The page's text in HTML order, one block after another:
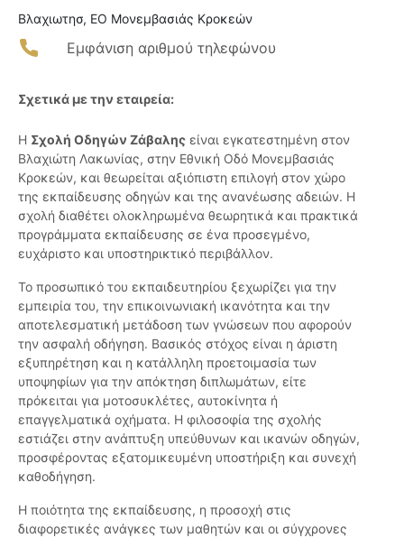
Βλαχιωτησ, ΕΟ Μονεμβασιάς Κροκεών
Εμφάνιση αριθμού τηλεφώνου
Σχετικά με την εταιρεία:
Η Σχολή Οδηγών Ζάβαλης είναι εγκατεστημένη στον
Βλαχιώτη Λακωνίας, στην Εθνική Οδό Μονεμβασιάς
Κροκεών, και θεωρείται αξιόπιστη επιλογή στον χώρο
της εκπαίδευσης οδηγών και της ανανέωσης αδειών. Η
σχολή διαθέτει ολοκληρωμένα θεωρητικά και πρακτικά
προγράμματα εκπαίδευσης σε ένα προσεγμένο,
ευχάριστο και υποστηρικτικό περιβάλλον.
Το προσωπικό του εκπαιδευτηρίου ξεχωρίζει για την
εμπειρία του, την επικοινωνιακή ικανότητα και την
αποτελεσματική μετάδοση των γνώσεων που αφορούν
την ασφαλή οδήγηση. Βασικός στόχος είναι η άριστη
εξυπηρέτηση και η κατάλληλη προετοιμασία των
υποψηφίων για την απόκτηση διπλωμάτων, είτε
πρόκειται για μοτοσυκλέτες, αυτοκίνητα ή
επαγγελματικά οχήματα. Η φιλοσοφία της σχολής
εστιάζει στην ανάπτυξη υπεύθυνων και ικανών οδηγών,
προσφέροντας εξατομικευμένη υποστήριξη και συνεχή
καθοδήγηση.
Η ποιότητα της εκπαίδευσης, η προσοχή στις
διαφορετικές ανάγκες των μαθητών και οι σύγχρονες